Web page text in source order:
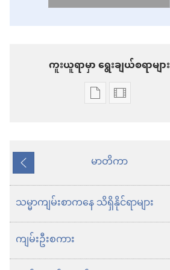
ကူးယူရာမှာ ရွေးချယ်စရာများ
စာပေ
ရာ
ရွေးချယ်
စရာ
ကမ္ဘာ
ဗီဒီယို
ရာ
ရွေးချယ်
စရာ
ကမ္ဘာ
နောက်သို့ မာတိကာ
သမ္မာ​ကျမ်း​စာ​က​နေ သိ​ရှိ​နိုင်​ရာ​များ
ကျမ်း​ဦး​စကား